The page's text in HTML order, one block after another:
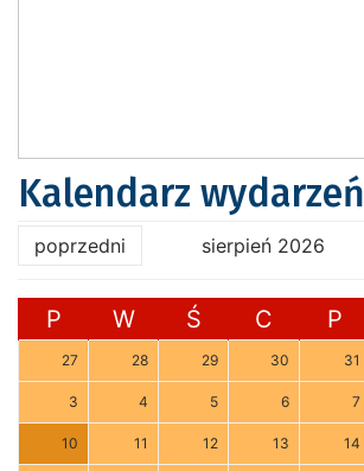
Kalendarz wydarzeń
poprzedni sierpień 2026
P W Ś C P
27 28 29 30 31
3 4 5 6 7
10 11 12 13 14